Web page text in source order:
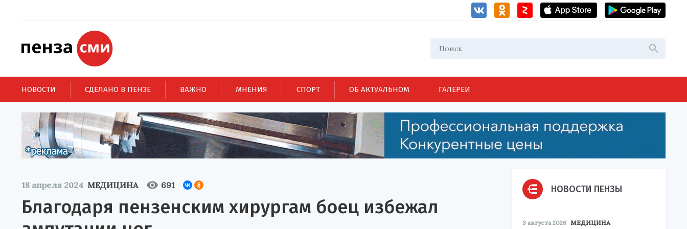
НОВОСТИ СДЕЛАНО В ПЕНЗЕ ВАЖНО МНЕНИЯ СПОРТ ОБ АКТУАЛЬНОМ ГАЛЕРЕИ
18 апреля 2024 МЕДИЦИНА 691
Благодаря пензенским хирургам боец избежал
НОВОСТИ ПЕНЗЫ
3 августа 2026 МЕДИЦИНА